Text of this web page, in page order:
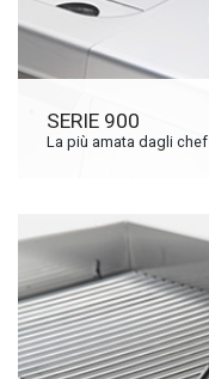
SERIE 900
La più amata dagli chef